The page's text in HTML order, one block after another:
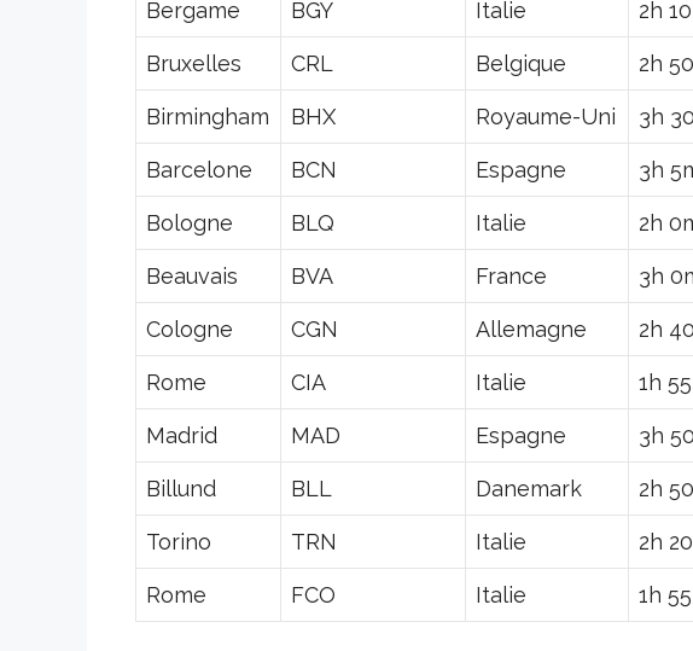
Bergame BGY Italie 2h
Bruxelles CRL Belgique 2h
Birmingham BHX Royaume-Uni 3h
Barcelone BCN Espagne 3h
Bologne BLQ Italie 2h
Beauvais BVA France 3h
Cologne CGN Allemagne 2h
Rome CIA Italie 1h
Madrid MAD Espagne 3h
Billund BLL Danemark 2h
Torino TRN Italie 2h
Rome FCO Italie 1h